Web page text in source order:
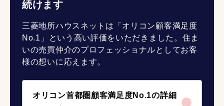
続けます
三菱地所ハウスネットは「オリコン顧客満足度
No.1」という高い評価をいただきました。住ま
いの売買仲介のプロフェッショナルとしてお客
様の想いに応えます。
オリコン首都圏顧客満足度No.1の詳細